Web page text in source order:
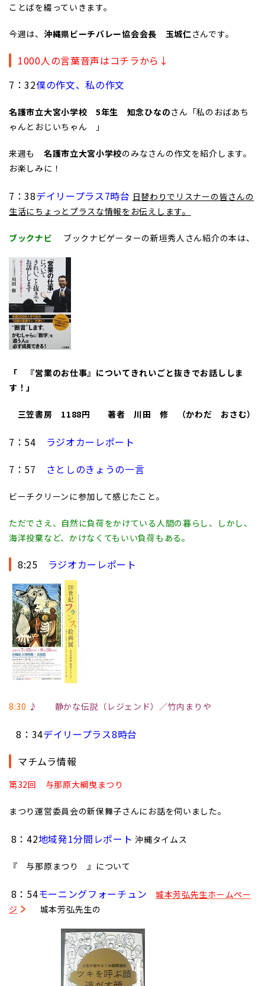
ことばを綴っていきます。
今週は、 沖縄県ビーチバレー協会会長 玉城仁 さんです。
1000人の言葉音声はコチラから↓
7：32僕の作文、私の作文
名護市立大宮小学校 5年生 知念ひなのさん「私のおばあち
ゃんとおじいちゃん
」
来週も 名護市立大宮小学校のみなさんの作文を紹介します。
お楽しみに！
7：38デイリープラス7時台 日替わりでリスナーの皆さんの
生活にちょっとプラスな情報をお伝えします。
ブックナビ ブックナビゲーターの新垣秀人さん紹介の本は、
「 『営業のお仕事』についてきれいごと抜きでお話ししま
す！」
三笠書房 1188円著者 川田 修 （かわだ おさむ）
7：54
ラジオカーレポート
7：57
さとしのきょうの一言
ビーチクリーンに参加して感じたこと。
ただでさえ、自然に負荷をかけている人間の暮らし、しかし、
海洋投棄など、かけなくてもいい負荷もある。
8:25 ラジオカーレポート
8:30 ♪ 静かな伝説（レジェンド）／竹内まりや
8：34デイリープラス8時台
マチムラ情報
第32回 与那原大綱曳まつり
まつり運営委員会の新保舞子さんにお話を伺いました。
8：42地域発1分間レポート 沖縄タイムス
『 与那原まつり 』について
8：54モーニングフォーチュン
城本芳弘先生ホームペー
ジ
城本芳弘先生の